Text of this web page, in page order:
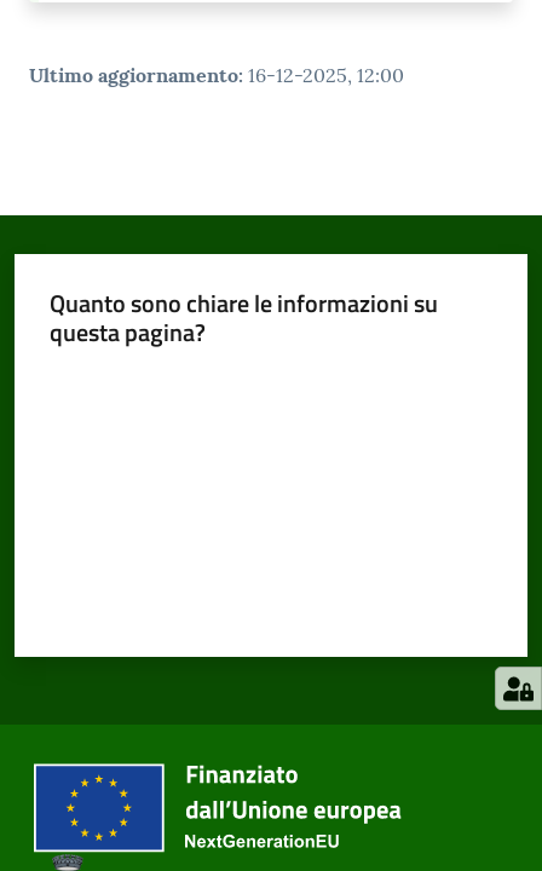
Ultimo aggiornamento: 16-12-2025, 12:00
Quanto sono chiare le informazioni su
questa pagina?